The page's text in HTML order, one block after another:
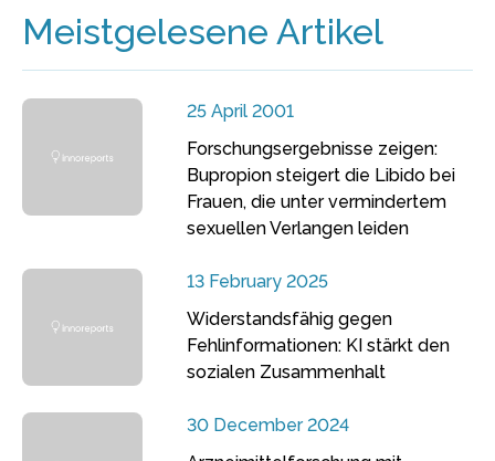
Meistgelesene Artikel
25 April 2001
Forschungsergebnisse zeigen:
Bupropion steigert die Libido bei
Frauen, die unter vermindertem
sexuellen Verlangen leiden
13 February 2025
Widerstandsfähig gegen
Fehlinformationen: KI stärkt den
sozialen Zusammenhalt
30 December 2024